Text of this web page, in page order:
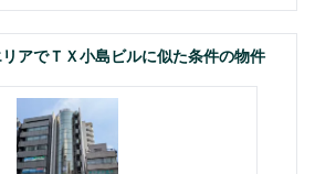
アでＴＸ小島ビルに似た条件の物件